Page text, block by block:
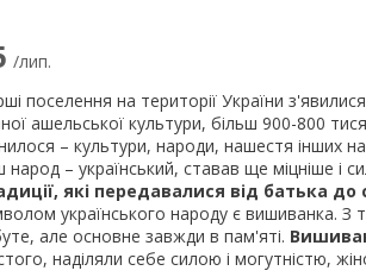
/лип.
поселення на території України
ашельської культури, більш 900-800
– культури, народи, нашестя інших
народ – український, ставав ще міцніше і
які передавалися від батька
українського народу є вишиванка. З
але основне завжди в пам'яті.
наділяли себе силою і могутністю,